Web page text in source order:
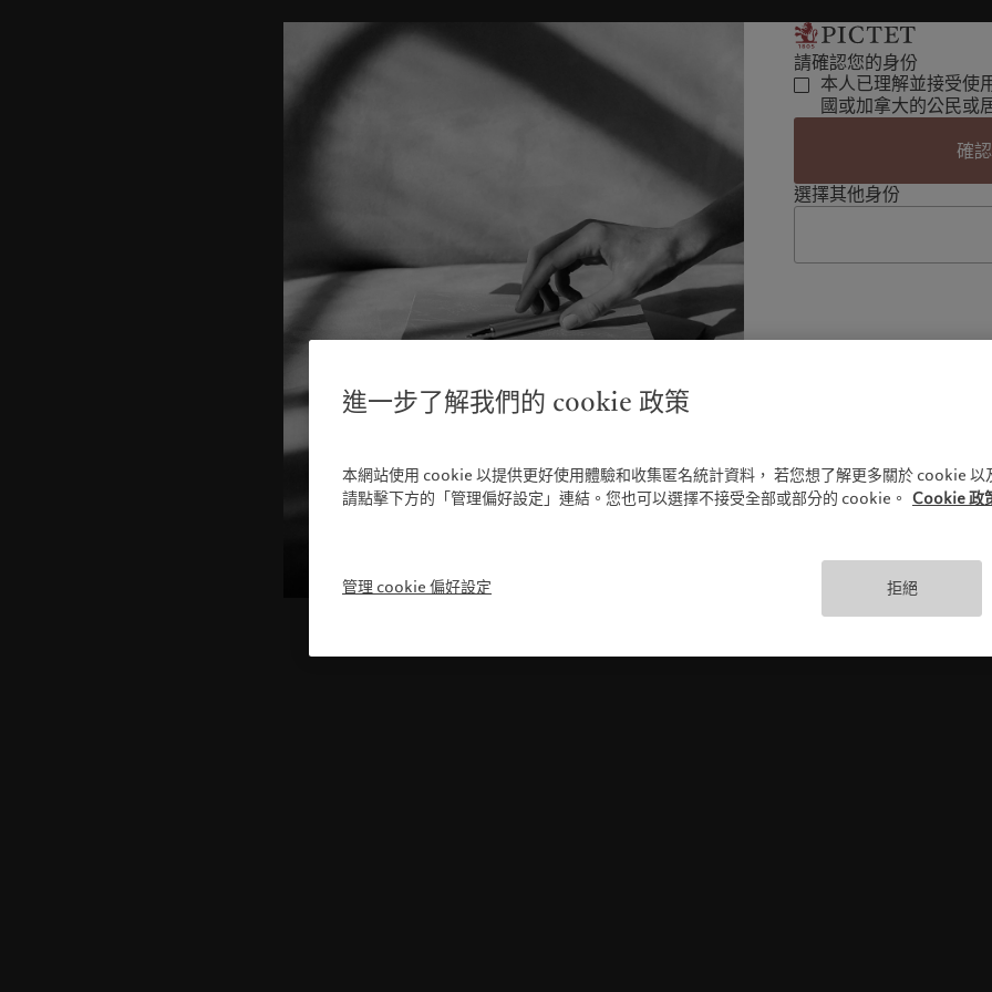
請確認您的身份
本人已理解並接受使
國或加拿大的公民或
確認
選擇其他身份
進一步了解我們的 cookie 政策
本網站使用 cookie 以提供更好使用體驗和收集匿名統計資料， 若您想了解更多關於 cookie 以
請點擊下方的「管理偏好設定」連結。您也可以選擇不接受全部或部分的 cookie。 Cookie 政
管理 cookie 偏好設定 拒絕